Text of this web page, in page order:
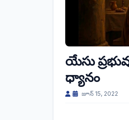
యేసు
ధ్యానం
జూన్ 15, 2022